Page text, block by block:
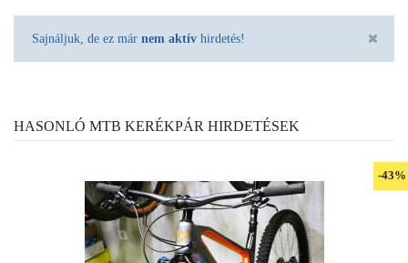
Sajnáljuk, de ez már nem aktív hirdetés!
HASONLÓ MTB KERÉKPÁR HIRDETÉSEK
-43%